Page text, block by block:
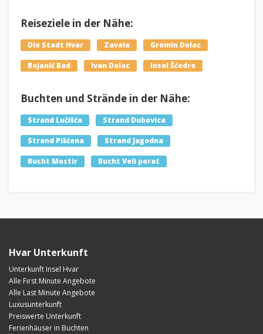
Reiseziele in der Nähe:
Die Stadt Hvar Zavala Gromin Dolac
Bojanić Bad Ivan Dolac Insel Šćedro
Buchten und Strände in der Nähe:
Strand Lučišća Strand Dubovica
Strand Pišćena Strand Jagodna
Bucht Mostir Bucht Veli porat
Hvar Unterkunft
Unterkunft Insel Hvar
Alle First Minute Angebote
Alle Last Minute Angebote
Luxusunterkunft
Preiswerte Unterkunft
Ferienhäuser in Buchten